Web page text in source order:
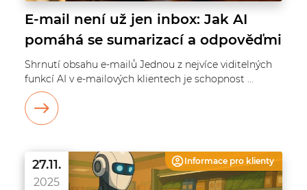
E-mail není už jen inbox: Jak AI
pomáhá se sumarizací a odpověďmi
Shrnutí obsahu e-mailů Jednou z nejvíce viditelných
funkcí AI v e-mailových klientech je schopnost ...
27.11.
2025
Informace pro klienty